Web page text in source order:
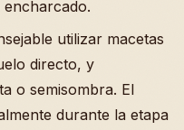
utilizar macetas
directo, y
o semisombra. El
durante la etapa